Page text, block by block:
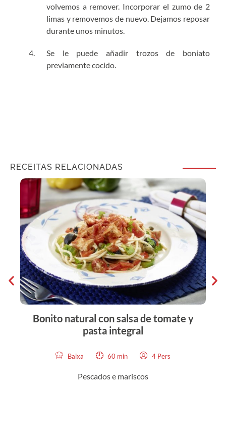
volvemos a remover. Incorporar el zumo de 2
limas y removemos de nuevo. Dejamos reposar
durante unos minutos.
Se le puede añadir trozos de boniato
previamente cocido.
RECEITAS RELACIONADAS
Bonito natural con salsa de tomate y
pasta integral
Baixa 60 min 4 Pers
Pescados e mariscos